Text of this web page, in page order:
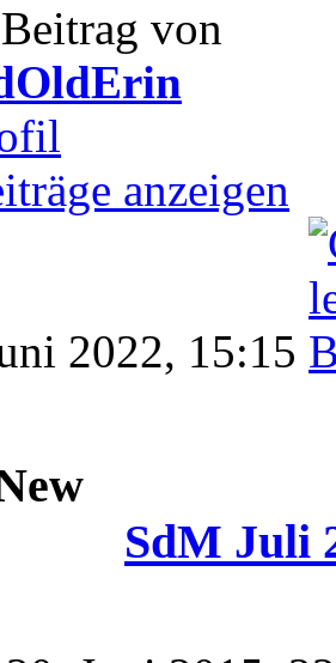
von
anzeigen
2022, 15:15
SdM Juli